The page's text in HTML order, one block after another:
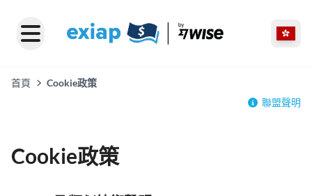
首頁
Cookie政策
聯盟聲明
Cookie政策